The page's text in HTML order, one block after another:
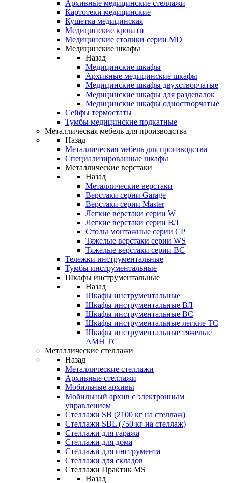
Архивные медицинские стеллажи
Картотеки медицинские
Кушетка медицинская
Медицинские кровати
Медицинские столики серии MD
Медицинские шкафы
Назад
Медицинские шкафы
Архивные медицинские шкафы
Медицинские шкафы двухстворчатые
Медицинские шкафы для раздевалок
Медицинские шкафы одностворчатые
Сейфы термостаты
Тумбы медицинские подкатные
Металлическая мебель для производства
Назад
Металлическая мебель для производства
Cпециализированные шкафы
Металлические верстаки
Назад
Металлические верстаки
Верстаки серии Garage
Верстаки серии Master
Легкие верстаки серии W
Легкие верстаки серии ВЛ
Столы монтажные серии СР
Тяжелые верстаки серии WS
Тяжелые верстаки серии ВС
Тележки инструментальные
Тумбы инструментальные
Шкафы инструментальные
Назад
Шкафы инструментальные
Шкафы инструментальные ВЛ
Шкафы инструментальные ВС
Шкафы инструментальные легкие ТС
Шкафы инструментальные тяжелые
AMH TC
Металлические стеллажи
Назад
Металлические стеллажи
Архивные стеллажи
Мобильные архивы
Мобильный архив с электронным
управлением
Стеллажи SB (2100 кг на стеллаж)
Стеллажи SBL (750 кг на стеллаж)
Стеллажи для гаража
Стеллажи для дома
Стеллажи для инструмента
Стеллажи для складов
Стеллажи Практик MS
Назад